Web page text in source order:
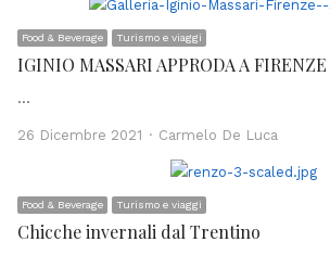
Food & Beverage Turismo e viaggi
IGINIO MASSARI APPRODA A FIRENZE
…
26 Dicembre 2021 Author
Carmelo De Luca
Food & Beverage Turismo e viaggi
Chicche invernali dal Trentino